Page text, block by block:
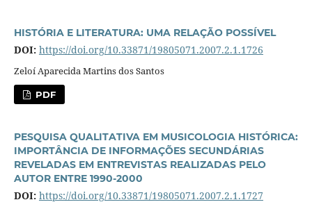
HISTÓRIA E LITERATURA: UMA RELAÇÃO POSSÍVEL
DOI: https://doi.org/10.33871/19805071.2007.2.1.1726
Zeloí Aparecida Martins dos Santos
PDF
PESQUISA QUALITATIVA EM MUSICOLOGIA HISTÓRICA:
IMPORTÂNCIA DE INFORMAÇÕES SECUNDÁRIAS
REVELADAS EM ENTREVISTAS REALIZADAS PELO
AUTOR ENTRE 1990-2000
DOI: https://doi.org/10.33871/19805071.2007.2.1.1727